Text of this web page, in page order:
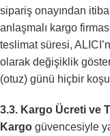
sipariş onayından
anlaşmalı kargo
teslimat süresi,
olarak değişiklik
(otuz) günü hiçbir
3.3. Kargo Ücreti ve
Kargo güvencesiyle